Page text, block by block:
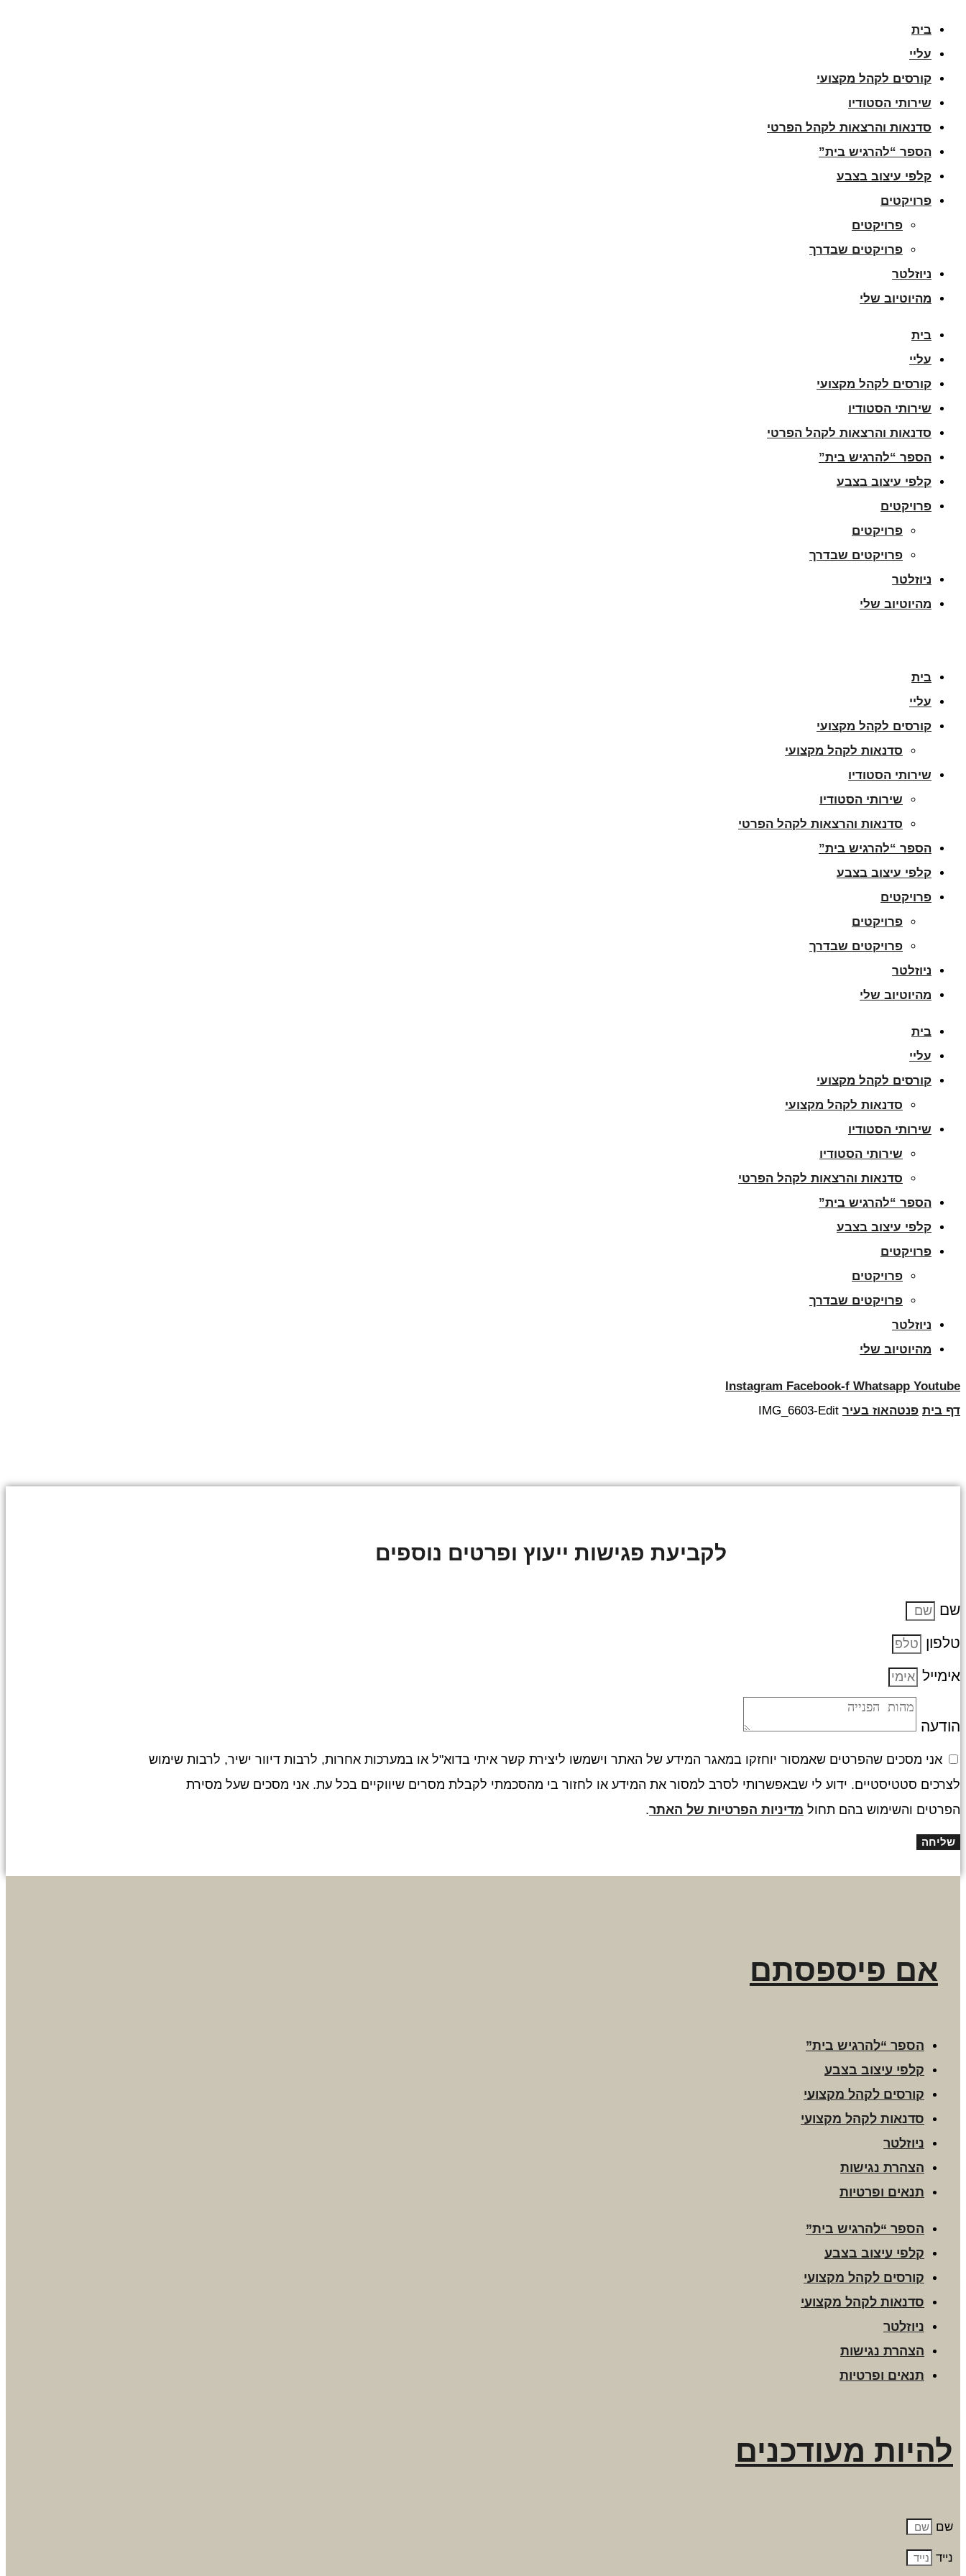
בית
עליי
קורסים לקהל מקצועי
שירותי הסטודיו
סדנאות והרצאות לקהל הפרטי
הספר “להרגיש בית”
קלפי עיצוב בצבע
פרויקטים
פרויקטים
פרויקטים שבדרך
ניוזלטר
מהיוטיוב שלי
בית
עליי
קורסים לקהל מקצועי
שירותי הסטודיו
סדנאות והרצאות לקהל הפרטי
הספר “להרגיש בית”
קלפי עיצוב בצבע
פרויקטים
פרויקטים
פרויקטים שבדרך
ניוזלטר
מהיוטיוב שלי
בית
עליי
קורסים לקהל מקצועי
סדנאות לקהל מקצועי
שירותי הסטודיו
שירותי הסטודיו
סדנאות והרצאות לקהל הפרטי
הספר “להרגיש בית”
קלפי עיצוב בצבע
פרויקטים
פרויקטים
פרויקטים שבדרך
ניוזלטר
מהיוטיוב שלי
בית
עליי
קורסים לקהל מקצועי
סדנאות לקהל מקצועי
שירותי הסטודיו
שירותי הסטודיו
סדנאות והרצאות לקהל הפרטי
הספר “להרגיש בית”
קלפי עיצוב בצבע
פרויקטים
פרויקטים
פרויקטים שבדרך
ניוזלטר
מהיוטיוב שלי
Instagram Facebook-f Whatsapp Youtube
דף בית פנטהאוז בעיר IMG_6603-Edit
לקביעת פגישות ייעוץ ופרטים נוספים
שם
טלפון
אימייל
הודעה
אני מסכים שהפרטים שאמסור יוחזקו במאגר המידע של האתר וישמשו ליצירת קשר איתי בדוא"ל או במערכות אחרות, לרבות דיוור ישיר, לרבות שימוש
לצרכים סטטיסטיים. ידוע לי שבאפשרותי לסרב למסור את המידע או לחזור בי מהסכמתי לקבלת מסרים שיווקיים בכל עת. אני מסכים שעל מסירת
הפרטים והשימוש בהם תחול מדיניות הפרטיות של האתר.
שליחה
אם פיספסתם
הספר “להרגיש בית”
קלפי עיצוב בצבע
קורסים לקהל מקצועי
סדנאות לקהל מקצועי
ניוזלטר
הצהרת נגישות
תנאים ופרטיות
הספר “להרגיש בית”
קלפי עיצוב בצבע
קורסים לקהל מקצועי
סדנאות לקהל מקצועי
ניוזלטר
הצהרת נגישות
תנאים ופרטיות
להיות מעודכנים
שם
נייד